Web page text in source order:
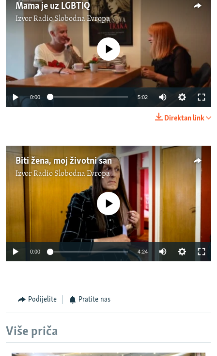
Mama je uz LGBTIQ
IzvorRadio Slobodna Evropa
No media source currently available
0:00 5:02
Direktan link
Biti žena, moj životni san
IzvorRadio Slobodna Evropa
No media source currently available
0:00 4:24
Podijelite Pratite nas
Više priča